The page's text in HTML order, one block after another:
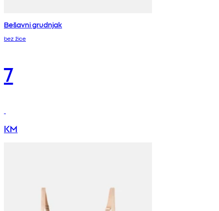
Bešavni grudnjak
bez žice
7
KM